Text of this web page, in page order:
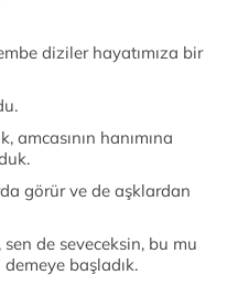
diziler hayatımıza bir
amcasının hanımına
görür ve de aşklardan
sen de seveceksin, bu mu
demeye başladık.